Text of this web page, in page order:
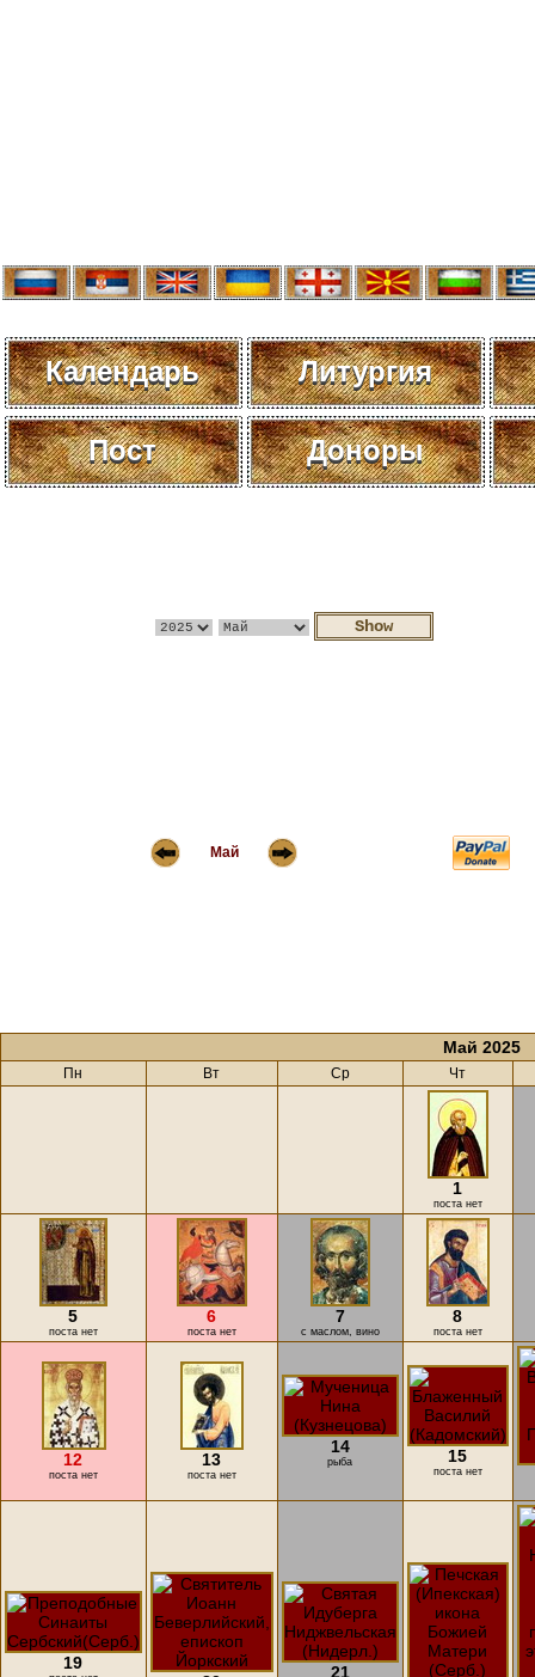
Календарь Литургия
Пост Доноры
Май
Май 2025
Пн Вт Ср Чт
1
поста нет
5
поста нет
6
поста нет
7
с маслом, вино
8
поста нет
12
поста нет
13
поста нет
14
рыба 15
поста нет
19 21